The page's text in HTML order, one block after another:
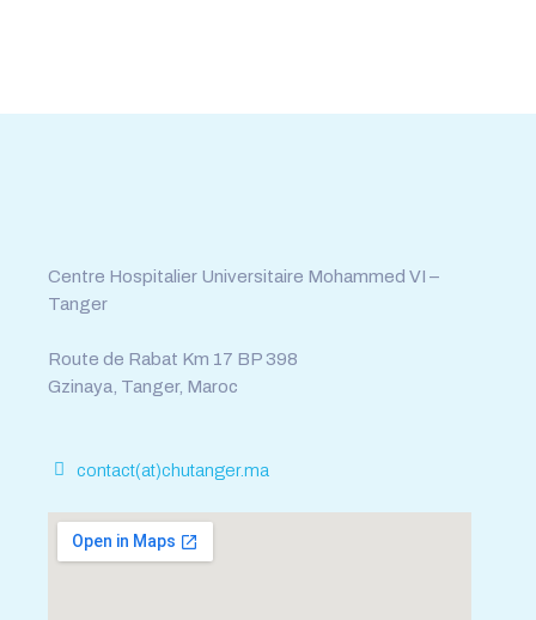
Centre Hospitalier Universitaire Mohammed VI –
Tanger
Route de Rabat Km 17 BP 398
Gzinaya, Tanger, Maroc
contact(at)chutanger.ma